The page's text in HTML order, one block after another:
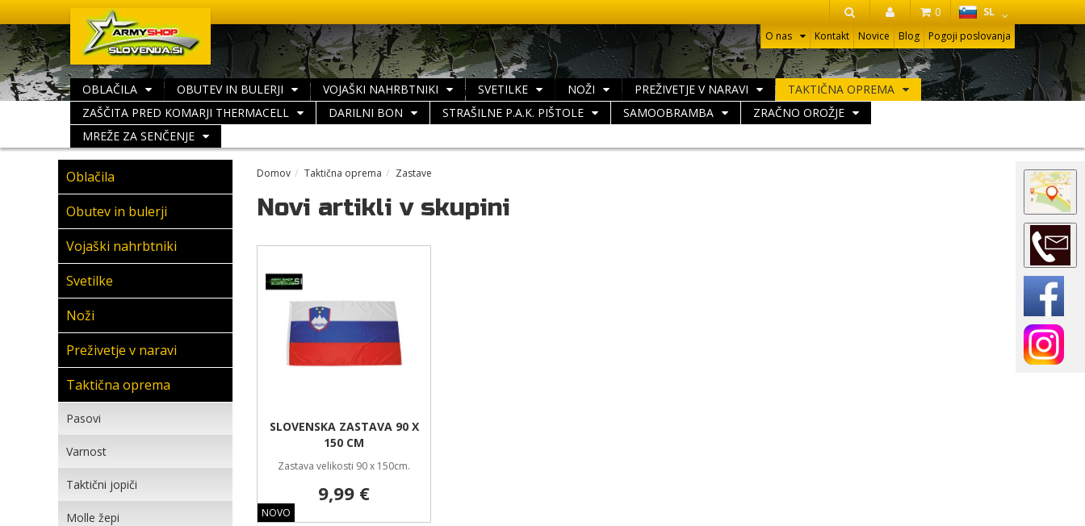
IŠČI
SL
0
O nas Kontakt Novice Blog Pogoji poslovanja
OBLAČILA OBUTEV IN BULERJI VOJAŠKI NAHRBTNIKI SVETILKE NOŽI PREŽIVETJE V NARAVI
TAKTIČNA OPREMA
ZAŠČITA PRED KOMARJI THERMACELL
DARILNI BON STRAŠILNE P.A.K. PIŠTOLE SAMOOBRAMBA
ZRAČNO OROŽJE
MREŽE ZA SENČENJE
Oblačila
Obutev in bulerji
Vojaški nahrbtniki
Svetilke
Noži
Preživetje v naravi
Taktična oprema
Pasovi
Varnost
Taktični jopiči
Molle žepi
Domov Taktična oprema Zastave
Novi artikli v skupini
NOVO
SLOVENSKA ZASTAVA 90 X
150 CM
Zastava velikosti 90 x 150cm.
9,99 €